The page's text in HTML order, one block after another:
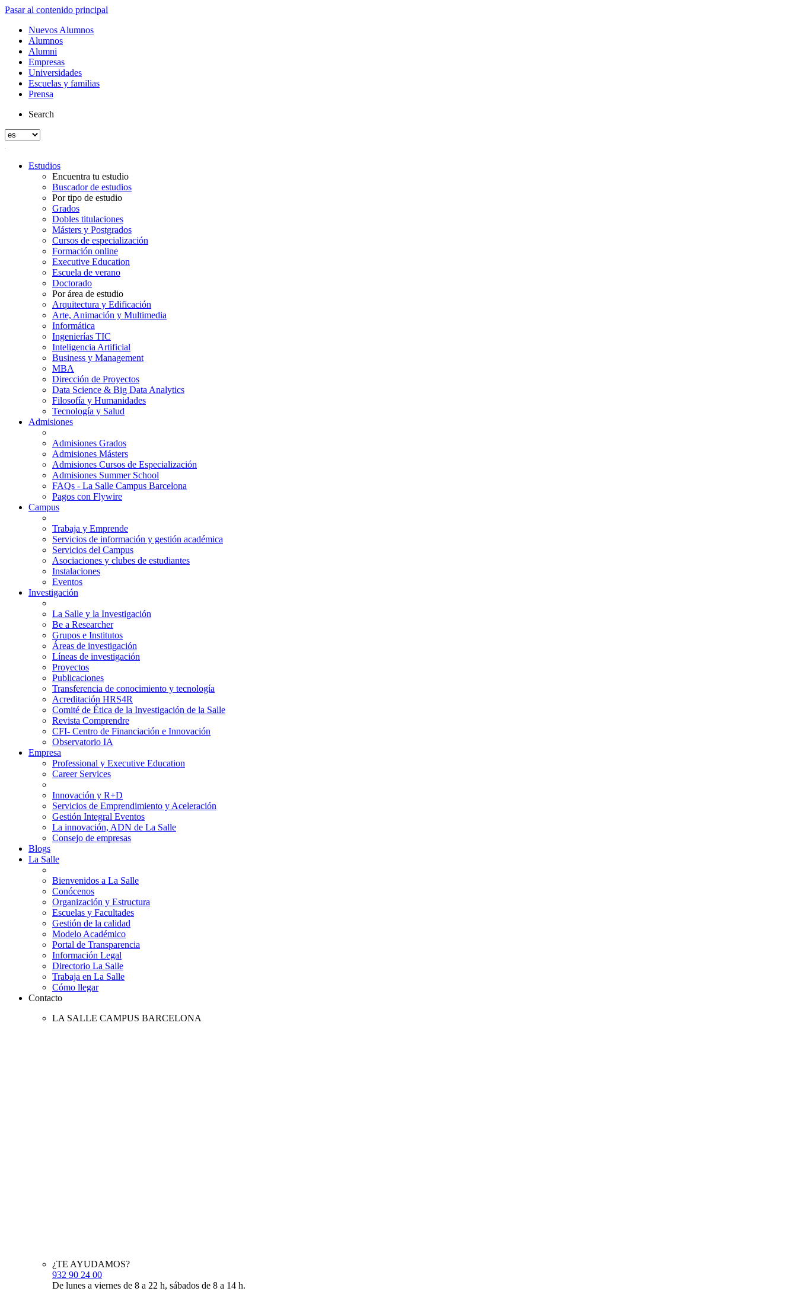
Pasar al contenido principal
Nuevos Alumnos
Alumnos
Alumni
Empresas
Universidades
Escuelas y familias
Prensa
Search
Estudios
Encuentra tu estudio
Buscador de estudios
Por tipo de estudio
Grados
Dobles titulaciones
Másters y Postgrados
Cursos de especialización
Formación online
Executive Education
Escuela de verano
Doctorado
Por área de estudio
Arquitectura y Edificación
Arte, Animación y Multimedia
Informática
Ingenierías TIC
Inteligencia Artificial
Business y Management
MBA
Dirección de Proyectos
Data Science & Big Data Analytics
Filosofía y Humanidades
Tecnología y Salud
Admisiones
Admisiones Grados
Admisiones Másters
Admisiones Cursos de Especialización
Admisiones Summer School
FAQs - La Salle Campus Barcelona
Pagos con Flywire
Campus
Trabaja y Emprende
Servicios de información y gestión académica
Servicios del Campus
Asociaciones y clubes de estudiantes
Instalaciones
Eventos
Investigación
La Salle y la Investigación
Be a Researcher
Grupos e Institutos
Áreas de investigación
Líneas de investigación
Proyectos
Publicaciones
Transferencia de conocimiento y tecnología
Acreditación HRS4R
Comité de Ética de la Investigación de la Salle
Revista Comprendre
CFI- Centro de Financiación e Innovación
Observatorio IA
Empresa
Professional y Executive Education
Career Services
Innovación y R+D
Servicios de Emprendimiento y Aceleración
Gestión Integral Eventos
La innovación, ADN de La Salle
Consejo de empresas
Blogs
La Salle
Bienvenidos a La Salle
Conócenos
Organización y Estructura
Escuelas y Facultades
Gestión de la calidad
Modelo Académico
Portal de Transparencia
Información Legal
Directorio La Salle
Trabaja en La Salle
Cómo llegar
Contacto
LA SALLE CAMPUS BARCELONA
¿TE AYUDAMOS?
932 90 24 00
De lunes a viernes de 8 a 22 h, sábados de 8 a 14 h.